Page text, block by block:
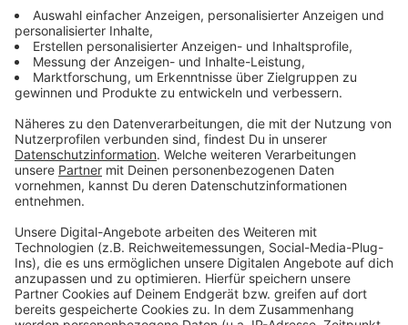
Anzeige
Weitere Meldungen aus Leverkusen
Anzeige
Verkürzte Betreuungszeiten an Leverkusener Kitas
Rund 4.000 Läufer bei EVL-Halbmarathon am Start
Anzeige